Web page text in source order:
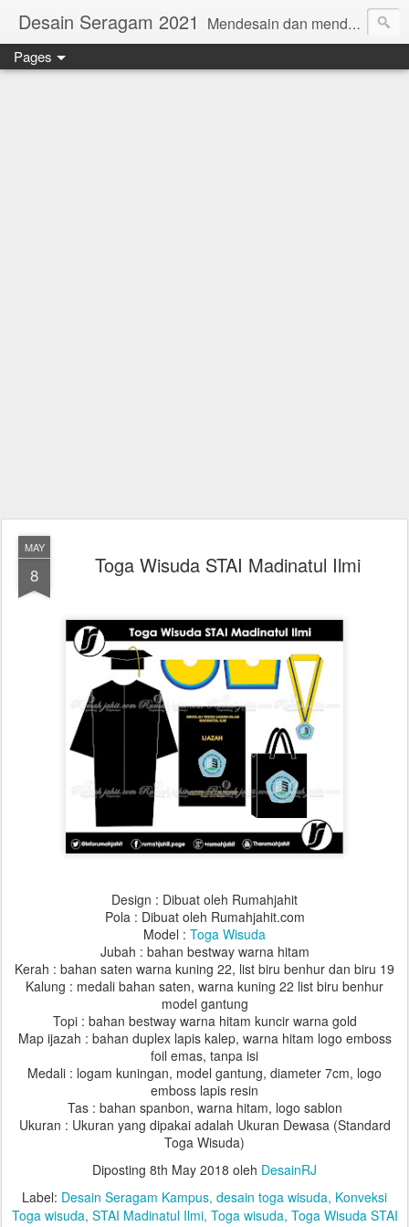
Desain Seragam 2021 Mendesain dan mendesain ulang SERAGAM KERJA 2018 www.rumahjahit.com
Pages
MAY
8 Toga Wisuda STAI Madinatul Ilmi
Design : Dibuat oleh Rumahjahit
Pola : Dibuat oleh Rumahjahit.com
Model : Toga Wisuda
Jubah : bahan bestway warna hitam
Kerah : bahan saten warna kuning 22, list biru benhur dan biru 19
Kalung : medali bahan saten, warna kuning 22 list biru benhur
model gantung
Topi : bahan bestway warna hitam kuncir warna gold
Map ijazah : bahan duplex lapis kalep, warna hitam logo emboss
foil emas, tanpa isi
Medali : logam kuningan, model gantung, diameter 7cm, logo
emboss lapis resin
Tas : bahan spanbon, warna hitam, logo sablon
Ukuran : Ukuran yang dipakai adalah Ukuran Dewasa (Standard
Toga Wisuda)
Diposting 8th May 2018 oleh DesainRJ
Label: Desain Seragam Kampus desain toga wisuda Konveksi
Toga wisuda STAI Madinatul Ilmi Toga wisuda Toga Wisuda STAI